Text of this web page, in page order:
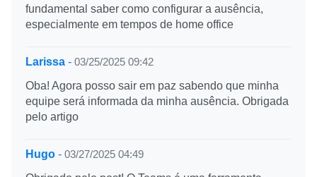
fundamental saber como configurar a ausência,
especialmente em tempos de home office
Larissa - 03/25/2025 09:42
Oba! Agora posso sair em paz sabendo que minha
equipe será informada da minha ausência. Obrigada
pelo artigo
Hugo - 03/27/2025 04:49